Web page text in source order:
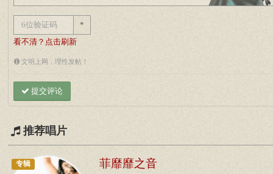
*
看不清？点击刷新
文明上网，理性发帖！
提交评论
推荐唱片
专辑 菲靡靡之音